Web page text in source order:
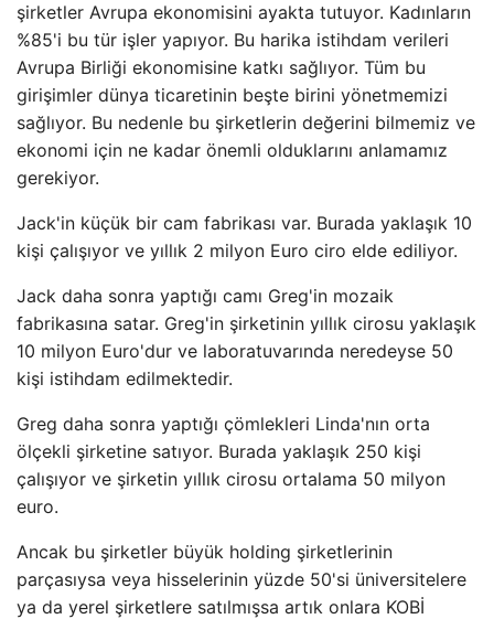
şirketler Avrupa ekonomisini ayakta tutuyor. Kadınların
%85'i bu tür işler yapıyor. Bu harika istihdam verileri
Avrupa Birliği ekonomisine katkı sağlıyor. Tüm bu
girişimler dünya ticaretinin beşte birini yönetmemizi
sağlıyor. Bu nedenle bu şirketlerin değerini bilmemiz ve
ekonomi için ne kadar önemli olduklarını anlamamız
gerekiyor.
Jack'in küçük bir cam fabrikası var. Burada yaklaşık 10
kişi çalışıyor ve yıllık 2 milyon Euro ciro elde ediliyor.
Jack daha sonra yaptığı camı Greg'in mozaik
fabrikasına satar. Greg'in şirketinin yıllık cirosu yaklaşık
10 milyon Euro'dur ve laboratuvarında neredeyse 50
kişi istihdam edilmektedir.
Greg daha sonra yaptığı çömlekleri Linda'nın orta
ölçekli şirketine satıyor. Burada yaklaşık 250 kişi
çalışıyor ve şirketin yıllık cirosu ortalama 50 milyon
euro.
Ancak bu şirketler büyük holding şirketlerinin
parçasıysa veya hisselerinin yüzde 50'si üniversitelere
ya da yerel şirketlere satılmışsa artık onlara KOBİ